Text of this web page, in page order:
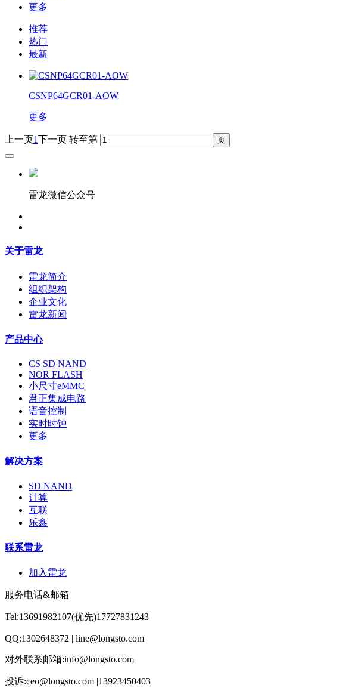
更多
推荐
热门
最新
CSNP64GCR01-AOW
更多
上一页1下一页 转至第
雷龙微信公众号
关于雷龙
雷龙简介
组织架构
企业文化
雷龙新闻
产品中心
CS SD NAND
NOR FLASH
小尺寸eMMC
君正集成电路
语音控制
实时时钟
更多
解决方案
SD NAND
计算
互联
乐鑫
联系雷龙
加入雷龙
服务电话&邮箱
Tel:13691982107(优先)17727831243
QQ:1302648372 | line@longsto.com
对外联系邮箱:info@longsto.com
投诉:ceo@longsto.com |13923450403